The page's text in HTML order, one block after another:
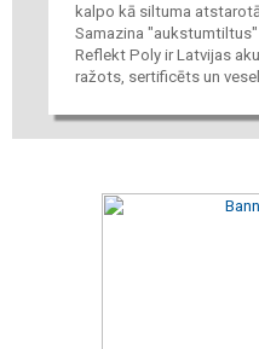
kalpo kā siltuma
Samazina
Reflekt Poly ir Latvijas
ražots, sertificēts un